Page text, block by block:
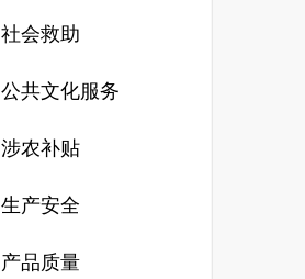
社会救助
公共文化服务
涉农补贴
生产安全
产品质量